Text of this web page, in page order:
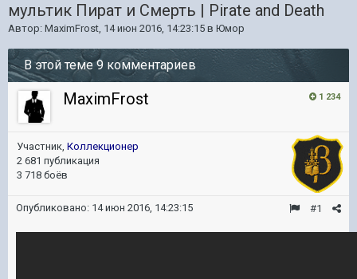
мультик Пират и Смерть | Pirate and Death
Автор: MaximFrost, 14 июн 2016, 14:23:15 в Юмор
В этой теме 9 комментариев
1 234
MaximFrost
Участник, Коллекционер
2 681 публикация
3 718 боёв
#1
Опубликовано: 14 июн 2016, 14:23:15